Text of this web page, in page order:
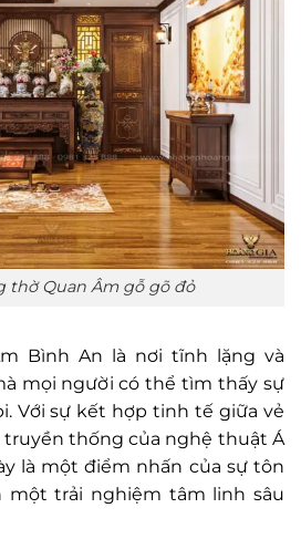
thờ Quan Âm gỗ gõ đỏ
Bình An là nơi tĩnh lặng và
mọi người có thể tìm thấy sự
Với sự kết hợp tinh tế giữa vẻ
thống của nghệ thuật Á
là một điểm nhấn của sự tôn
một trải nghiệm tâm linh sâu